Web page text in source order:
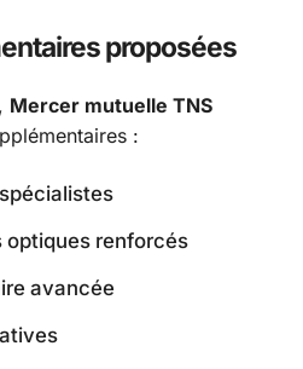
proposées
Mercer mutuelle TNS
:
optiques renforcés
avancée